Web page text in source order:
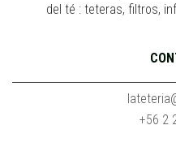
del té : teteras, filtros,
+56 2